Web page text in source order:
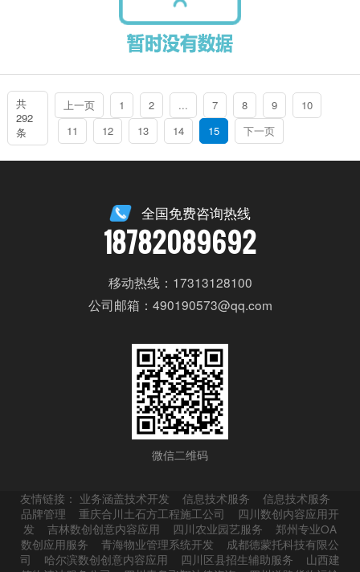
共
292
条
上一页 1 2 ... 7 8 9
10
11
12 13 14 15 下一页
全国免费咨询热线
18782089692
移动热线：17313128100
公司邮箱：490190573@qq.com
微信二维码
友情链接： 业务涵盖技术开发 信息技术服务
信息技术服务
品牌管理
重庆合川土石方工程施工公司
四川数创内容应用开
发
吉林数创创意内容应用 四川农业园艺服务
郑州专业OA
数创应用服务
青海物业管理系统开发
成都德蒙托科技有限公
司
哈尔滨数创创意内容应用 四川区县招生辅助服务
山西建